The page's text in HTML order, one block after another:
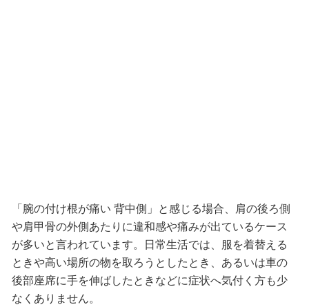
「腕の付け根が痛い 背中側」と感じる場合、肩の後ろ側
や肩甲骨の外側あたりに違和感や痛みが出ているケース
が多いと言われています。日常生活では、服を着替える
ときや高い場所の物を取ろうとしたとき、あるいは車の
後部座席に手を伸ばしたときなどに症状へ気付く方も少
なくありません。